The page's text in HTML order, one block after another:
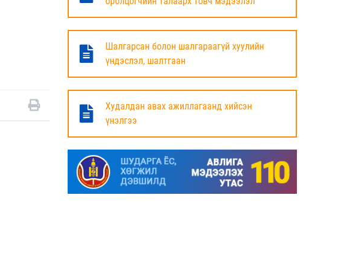
ХҮЛЭЭЛЦЭЖ БАЙНА
6 сар
МАЛ ТООЛЛОГЫН НЭГДСЭН ДҮНГ
ТАНИЛЦУУЛЛАА.
6 сар
НИЙСЛЭЛИЙН ИРГЭДИЙН
ТӨЛӨӨЛӨГЧДИЙН ХУРЛЫН ДАРГА, ЗАСАГ
ДАРГА НАРТАЙ ЦАХИМ УУЛЗАЛТ ХИЙЖ
БАЙНА
Шалгарсан болон шалгараагүй хуулийн
үндэслэл, шалтгаан
Худалдан авах ажиллагаанд хийсэн
үнэлгээ